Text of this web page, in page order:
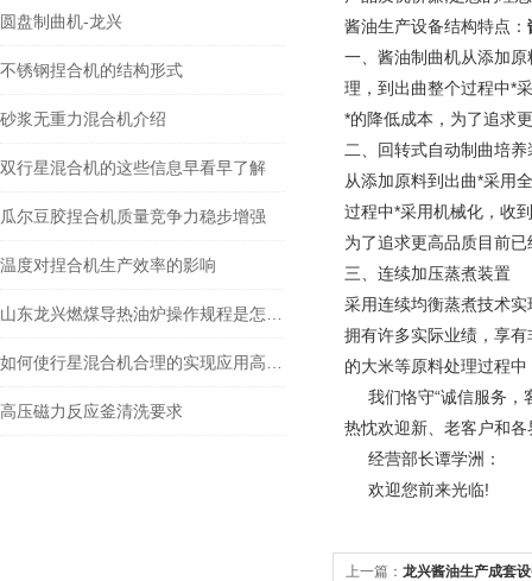
圆盘制曲机-龙兴
不锈钢捏合机的结构形式
砂浆无重力混合机介绍
双行星混合机的这些信息早看早了解
瓜尔豆胶捏合机质量竞争力稳步增强
温度对捏合机生产效率的影响
高压磁力反应釜清洗要求
酱油生产设备结构特点：
一、酱油制曲机从添加
理，到出曲整个过程中*
*的降低成本，为了追求
二、回转式自动制曲培养
从添加原料到出曲*采用
过程中*采用机械化，收
为了追求更高品质目前
三、连续加压蒸煮装置
采用连续均衡蒸煮技术
拥有许多实际业绩，享
的大米等原料处理过程
我们恪守“诚信服务，
热忱欢迎新、老客户和
经营部长谭学洲：
欢迎您前来光临!
上一篇： 龙兴酱油生产成套